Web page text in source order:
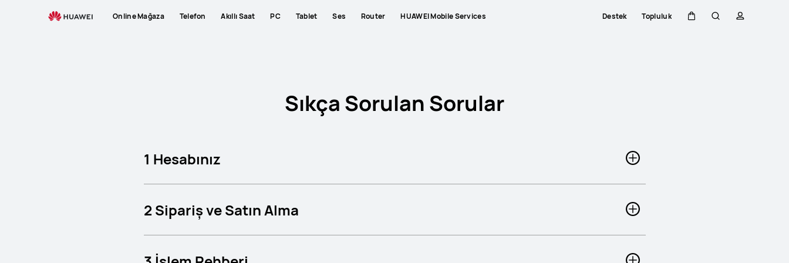
Online Mağaza Telefon Akıllı Saat PC Tablet Ses Router HUAWEI Mobile Services Destek Topluluk
Sıkça Sorulan Sorular
1 Hesabınız
2 Sipariş ve Satın Alma